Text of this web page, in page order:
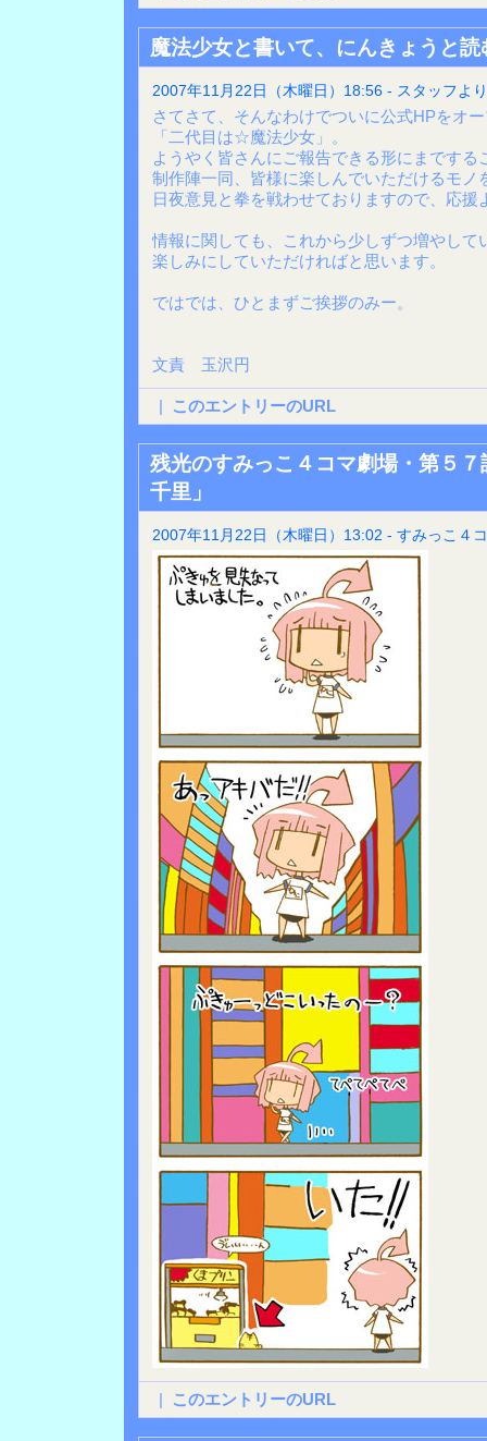
魔法少女と書いて、にんきょうと
2007年11月22日（木曜日）18:56 - スタッフより
さてさて、そんなわけでついに公式HPをオ
「二代目は☆魔法少女」。
ようやく皆さんにご報告できる形にまでする
制作陣一同、皆様に楽しんでいただけるモノ
日夜意見と拳を戦わせておりますので、応援
情報に関しても、これから少しずつ増やして
楽しみにしていただければと思います。
ではでは、ひとまずご挨拶のみー。
文責 玉沢円
| このエントリーのURL
残光のすみっこ４コマ劇場・第５
千里」
2007年11月22日（木曜日）13:02 - すみっこ４
| このエントリーのURL